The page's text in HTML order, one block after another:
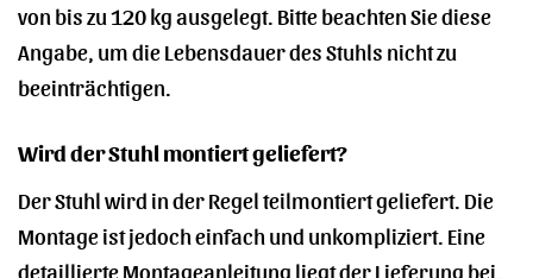
von bis zu 120 kg ausgelegt. Bitte beachten Sie diese
Angabe, um die Lebensdauer des Stuhls nicht zu
beeinträchtigen.
Wird der Stuhl montiert geliefert?
Der Stuhl wird in der Regel teilmontiert geliefert. Die
Montage ist jedoch einfach und unkompliziert. Eine
detaillierte Montageanleitung liegt der Lieferung bei.